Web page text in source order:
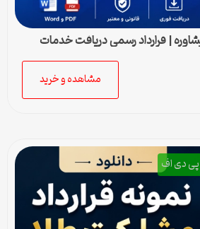
| قرارداد رسمی دریافت خدمات
مشاهده و خرید
پی دی اف